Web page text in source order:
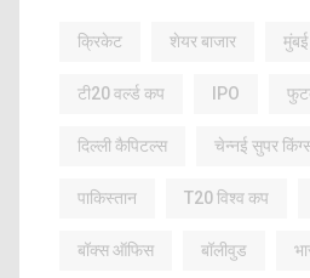
क्रिकेट शेयर बाजार
टी20 वर्ल्ड कप IPO
दिल्ली कैपिटल्स चेन्नई सुपर
पाकिस्तान T20 विश्व कप
बॉक्स ऑफिस बॉलीवुड